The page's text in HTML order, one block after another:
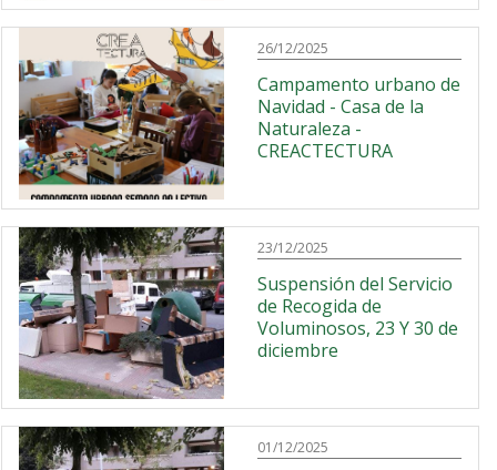
26/12/2025
Campamento urbano de
Navidad - Casa de la
Naturaleza -
CREACTECTURA
23/12/2025
Suspensión del Servicio
de Recogida de
Voluminosos, 23 Y 30 de
diciembre
01/12/2025